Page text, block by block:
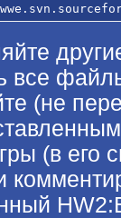
все
(не
(в его